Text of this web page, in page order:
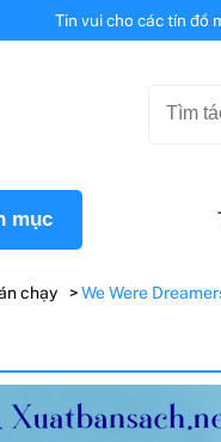
Tin vui cho các tín đồ
mục
chạy We Were